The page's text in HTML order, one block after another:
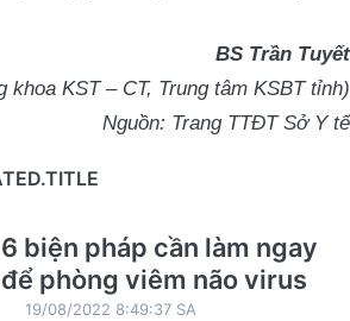
BS Trần Tuyết
khoa KST – CT, Trung tâm KSBT tỉnh)
Nguồn: Trang TTĐT Sở Y tế
6 biện pháp cần làm ngay
để phòng viêm não virus
19/08/2022 8:49:37 SA